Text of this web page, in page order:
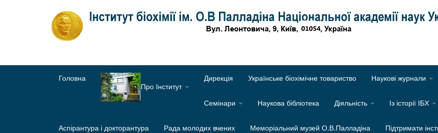
Головна
Про Інститут
Дирекція Українське біохімічне товариство Наукові журнали
Семінари Наукова бібліотека Діяльність Із історії ІБХ
Аспірантура і докторантура Рада молодих вчених Меморіальний музей О.В.Палладіна Підтримати